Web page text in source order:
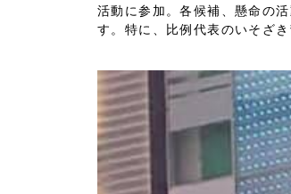
活動に参加。各候補、懸命の
す。特に、比例代表のいそざ